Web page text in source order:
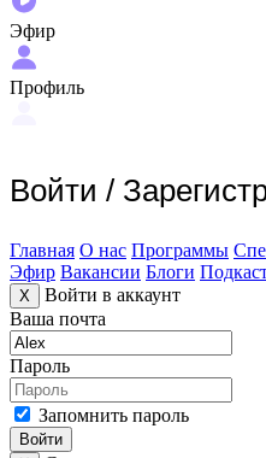
Эфир
Профиль
Войти /
Главная О нас Программы
Эфир Вакансии Блоги
X
Войти в аккаунт
Ваша почта
Пароль
Запомнить пароль
Войти